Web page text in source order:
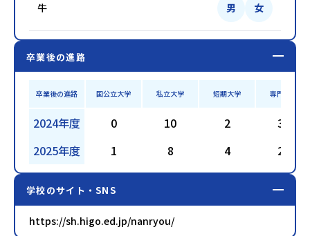
牛 男 女
卒業後の進路
卒業後の進路 国公立大学 私立大学 短期大学 専門学校
2024年度 0 10 2
34
2025年度
1 8 4 24
学校のサイト・SNS
https://sh.higo.ed.jp/nanryou/